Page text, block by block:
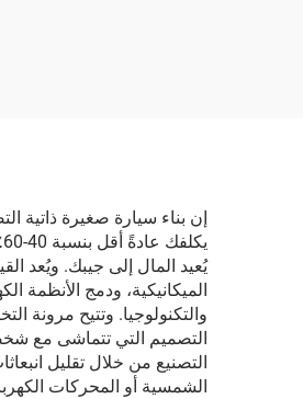
إن بناء سيارة صغيرة ذاتية
يُعيد المال إلى جيبك. ويُعد
الميكانيكية، ودمج الأنظمة
والتكنولوجيا. وتتيح مرونة
التصميم التي تتماشى مع
التصنيع من خلال تقليل
الشمسية أو المحركات